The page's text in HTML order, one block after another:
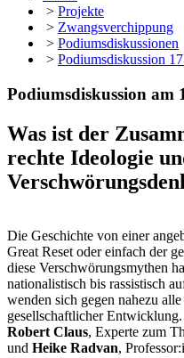
> Projekte
> Zwangsverchippung
> Podiumsdiskussionen
> Podiumsdiskussion
Podiumsdiskussion am
Was ist der
rechte Ideologie
Die Geschichte von einer
Great Reset oder einfach der
diese Verschwörungsmythen
nationalistisch bis rassistisch
wenden sich gegen nahezu
gesellschaftlicher
Robert Claus, Experte zum
und Heike Radvan,